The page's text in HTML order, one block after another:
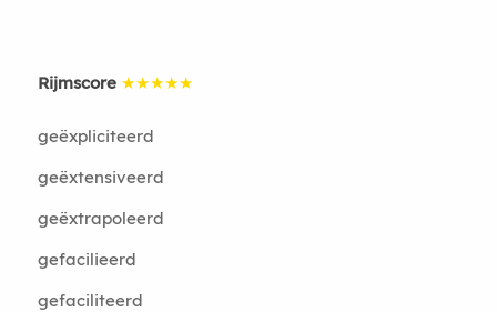
Rijmscore ★★★★★
geëxpliciteerd
geëxtensiveerd
geëxtrapoleerd
gefacilieerd
gefaciliteerd